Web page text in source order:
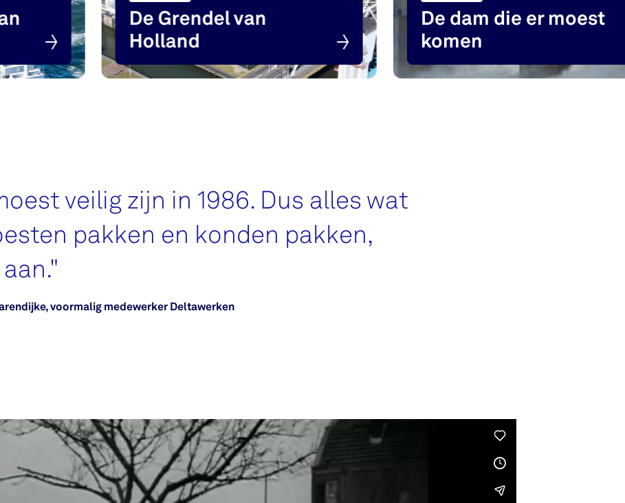
De Grendel van
Holland
De dam die er moest
komen
veilig zijn in 1986. Dus alles wat
pakken en konden pakken,
"
voormalig medewerker Deltawerken